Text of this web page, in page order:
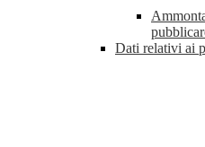
Dati relativi ai